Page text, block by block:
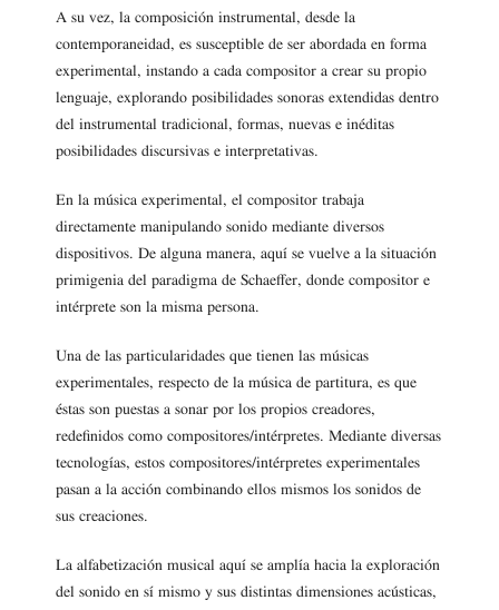
A su vez, la composición instrumental, desde la
contemporaneidad, es susceptible de ser abordada en forma
experimental, instando a cada compositor a crear su propio
lenguaje, explorando posibilidades sonoras extendidas dentro
del instrumental tradicional, formas, nuevas e inéditas
posibilidades discursivas e interpretativas.
En la música experimental, el compositor trabaja
directamente manipulando sonido mediante diversos
dispositivos. De alguna manera, aquí se vuelve a la situación
primigenia del paradigma de Schaeffer, donde compositor e
intérprete son la misma persona.
Una de las particularidades que tienen las músicas
experimentales, respecto de la música de partitura, es que
éstas son puestas a sonar por los propios creadores,
redefinidos como compositores/intérpretes. Mediante diversas
tecnologías, estos compositores/intérpretes experimentales
pasan a la acción combinando ellos mismos los sonidos de
sus creaciones.
La alfabetización musical aquí se amplía hacia la exploración
del sonido en sí mismo y sus distintas dimensiones acústicas,